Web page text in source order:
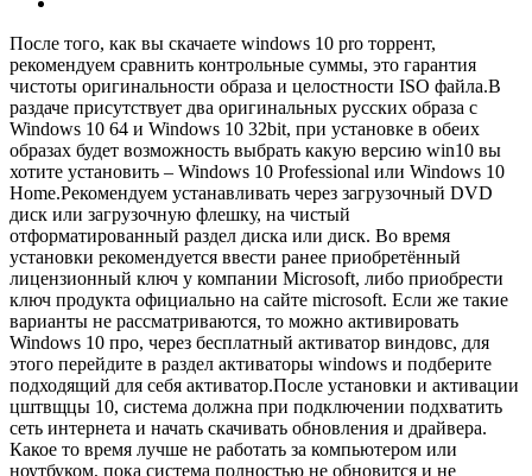
После того, как вы скачаете windows 10 pro торрент,
рекомендуем сравнить контрольные суммы, это гарантия
чистоты оригинальности образа и целостности ISO файла.В
раздаче присутствует два оригинальных русских образа с
Windows 10 64 и Windows 10 32bit, при установке в обеих
образах будет возможность выбрать какую версию win10 вы
хотите установить – Windows 10 Professional или Windows 10
Home.Рекомендуем устанавливать через загрузочный DVD
диск или загрузочную флешку, на чистый
отформатированный раздел диска или диск. Во время
установки рекомендуется ввести ранее приобретённый
лицензионный ключ у компании Microsoft, либо приобрести
ключ продукта официально на сайте microsoft. Если же такие
варианты не рассматриваются, то можно активировать
Windows 10 про, через бесплатный активатор виндовс, для
этого перейдите в раздел активаторы windows и подберите
подходящий для себя активатор.После установки и активации
цштвщцы 10, система должна при подключении подхватить
сеть интернета и начать скачивать обновления и драйвера.
Какое то время лучше не работать за компьютером или
ноутбуком, пока система полностью не обновится и не